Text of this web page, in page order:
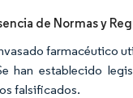
de Normas y
farmacéutico
han establecido
falsificados.